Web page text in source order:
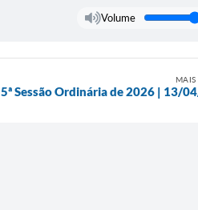
Volume
5ª Sessão Ordinária de 2026 | 13/